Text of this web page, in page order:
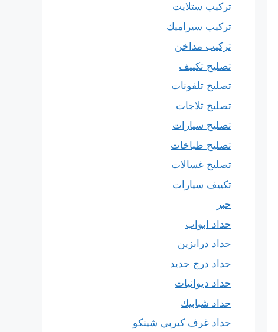
تركيب ستلايت
تركيب سيراميك
تركيب مداخن
تصليح تكييف
تصليح تلفونات
تصليح ثلاجات
تصليح سيارات
تصليح طباخات
تصليح غسالات
تكييف سيارات
حبر
حداد ابواب
حداد درابزين
حداد درج حديد
حداد ديوانيات
حداد شبابيك
حداد غرف كيربي شينكو